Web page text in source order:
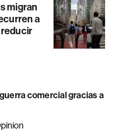
migran
a
comercial gracias a